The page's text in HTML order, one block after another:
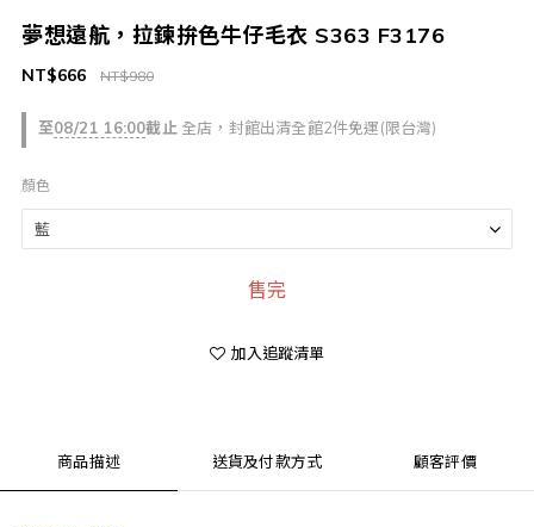
夢想遠航，拉鍊拚色牛仔毛衣 S363 F3176
至08/21 16:00截止 全店，封館出清全館2件免運(限台灣)
NT$980
NT$666
顏色
售完
加入追蹤清單
商品描述 送貨及付款方式 顧客評價